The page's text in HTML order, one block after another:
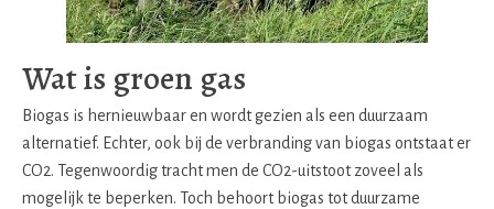
Wat is groen gas
Biogas is hernieuwbaar en wordt gezien als een duurzaam
alternatief. Echter, ook bij de verbranding van biogas ontstaat er
CO2. Tegenwoordig tracht men de CO2-uitstoot zoveel als
mogelijk te beperken. Toch behoort biogas tot duurzame